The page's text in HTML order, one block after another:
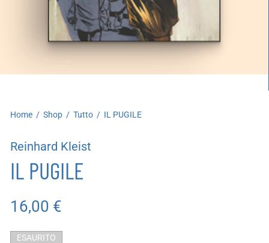
Home / Shop / Tutto / IL PUGILE
Reinhard Kleist
IL PUGILE
16,00 €
ESAURITO